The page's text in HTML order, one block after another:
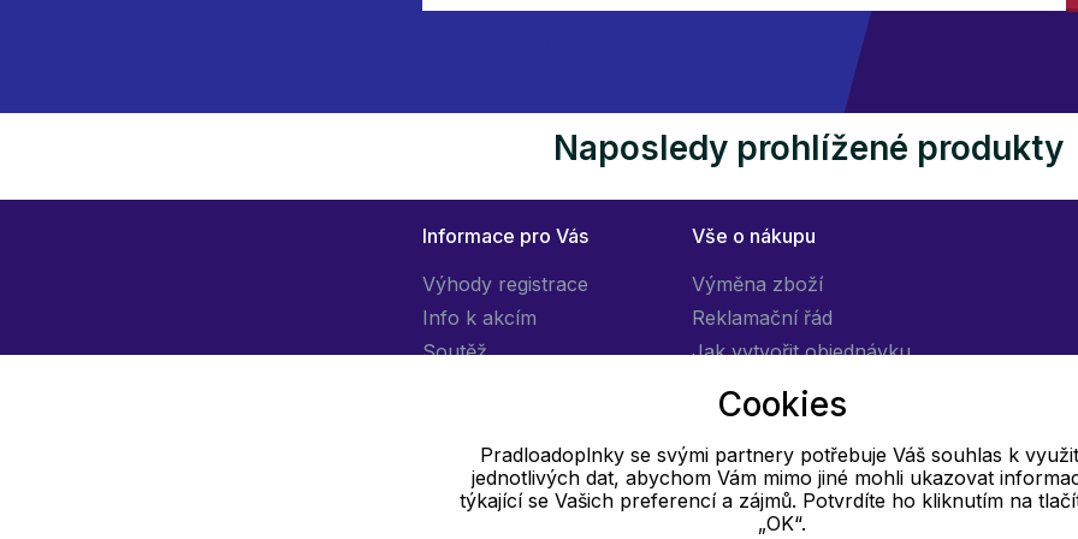
Naposledy prohlížené produkty
Informace pro Vás
Výhody registrace
Info k akcím
Soutěž
Vše o nákupu
Výměna zboží
Reklamační řád
Jak vytvořit objednávku
Obchodní podmínky
Doprava
E-mail
Cookies
Pradloadoplnky se svými partnery potřebuje Váš souhlas k
jednotlivých dat, abychom Vám mimo jiné mohli ukazovat
týkající se Vašich preferencí a zájmů. Potvrdíte ho kliknutím na
„OK“.